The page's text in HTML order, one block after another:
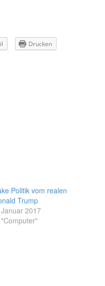
Drucken
Politik vom realen
Trump
2017